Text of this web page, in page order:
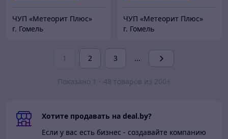
ЧУП «Метеорит Плюс»
г. Гомель
ЧУП «Метеорит Плюс»
г. Гомель
1 2 3 ...
Показано 1 - 48 товаров из 200+
Хотите продавать на deal.by?
Если у вас есть бизнес - создавайте компанию